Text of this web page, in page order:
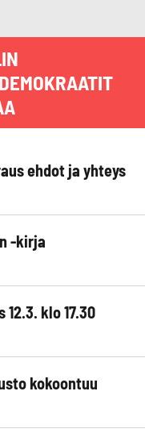
ehdot ja yhteys
-kirja
klo 17.30
kokoontuu